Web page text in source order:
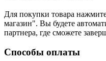
Для покупки товара
магазин". Вы будете
партнера, где сможете
Способы оплаты